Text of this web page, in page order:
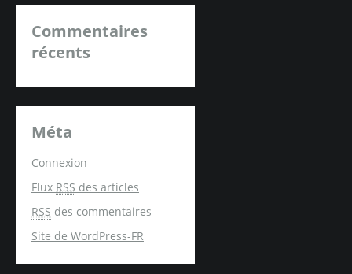
Commentaires
récents
Méta
Connexion
Flux RSS des articles
RSS des commentaires
Site de WordPress-FR